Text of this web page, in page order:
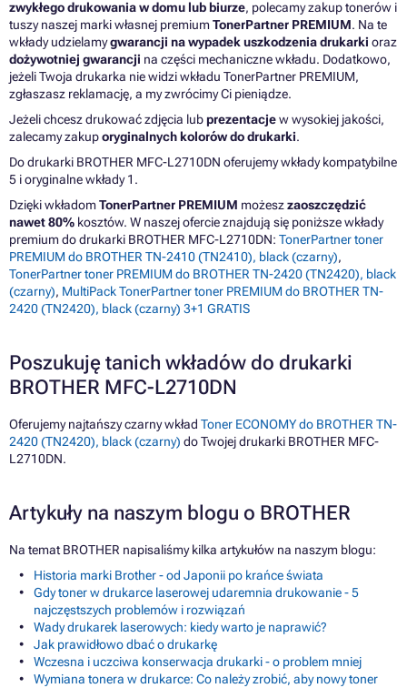
zwykłego drukowania w domu lub biurze, polecamy zakup tonerów i
tuszy naszej marki własnej premiumTonerPartner PREMIUM. Na te
wkłady udzielamygwarancji na wypadek uszkodzenia drukarki oraz
dożywotniej gwarancji na części mechaniczne wkładu. Dodatkowo,
jeżeli Twoja drukarka nie widzi wkładu TonerPartner PREMIUM,
zgłaszasz reklamację, a my zwrócimy Ci pieniądze.
Jeżeli chcesz drukować zdjęcia lubprezentacjew wysokiej jakości,
zalecamy zakuporyginalnych kolorów do drukarki.
Do drukarki BROTHER MFC-L2710DN oferujemy wkłady kompatybilne
5 i oryginalne wkłady 1.
Dzięki wkładomTonerPartner PREMIUM możeszzaoszczędzić
nawet 80% kosztów. W naszej ofercie znajdują się poniższe wkłady
premium do drukarki BROTHER MFC-L2710DN: TonerPartner toner
PREMIUM do BROTHER TN-2410 (TN2410), black (czarny),
TonerPartner toner PREMIUM do BROTHER TN-2420 (TN2420), black
(czarny), MultiPack TonerPartner toner PREMIUM do BROTHER TN-
2420 (TN2420), black (czarny) 3+1 GRATIS
Poszukuję tanich wkładów do drukarki
BROTHER MFC-L2710DN
Oferujemy najtańszy czarny wkład Toner ECONOMY do BROTHER TN-
2420 (TN2420), black (czarny) do Twojej drukarki BROTHER MFC-
L2710DN.
Artykuły na naszym blogu o BROTHER
Na temat BROTHER napisaliśmy kilka artykułów na naszym blogu:
Historia marki Brother - od Japonii po krańce świata
Gdy toner w drukarce laserowej udaremnia drukowanie - 5
najczęstszych problemów i rozwiązań
Wady drukarek laserowych: kiedy warto je naprawić?
Jak prawidłowo dbać o drukarkę
Wczesna i uczciwa konserwacja drukarki - o problem mniej
Wymiana tonera w drukarce: Co należy zrobić, aby nowy toner